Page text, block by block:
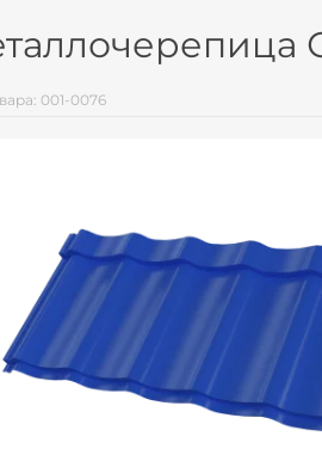
001-0076